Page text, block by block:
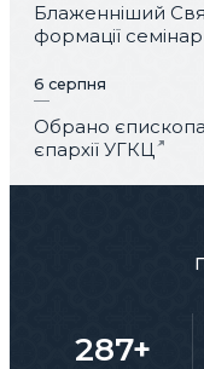
Блаженніший
формації
6 серпня
Обрано
єпархії УГКЦ
287+